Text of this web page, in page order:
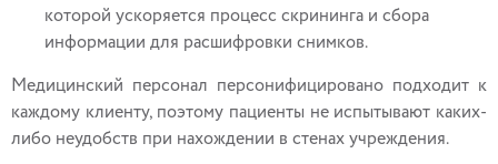
которой ускоряется процесс скрининга и сбора
информации для расшифровки снимков.
Медицинский персонал персонифицировано подходит к
каждому клиенту, поэтому пациенты не испытывают каких-
либо неудобств при нахождении в стенах учреждения.